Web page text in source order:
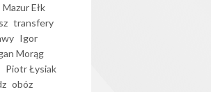
Mazur Ełk
transfery
Igor
Morąg
Piotr Łysiak
obóz